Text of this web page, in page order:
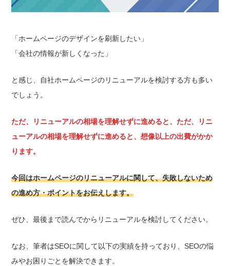
「ホームページのデザインを刷新したい」
「会社の情報が新しくなった」
と感じ、自社ホームページのリニューアルを検討する方も多い
でしょう。
ただ、リニューアルの相場を理解せずに進めると、ただ、リニ
ューアルの相場を理解せずに進めると、想像以上の出費がかか
ります。
今回はホームページのリニューアルに関して、失敗しないため
の進め方・ポイントをお伝えします。
ぜひ、最後まで読んでからリニューアルを検討してください。
なお、筆者はSEOに関して以下の実績を持っており、SEOの悩
みやお困りごとを解決できます。